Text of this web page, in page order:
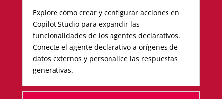
Explore cómo crear y configurar acciones en
Copilot Studio para expandir las
funcionalidades de los agentes declarativos.
Conecte el agente declarativo a orígenes de
datos externos y personalice las respuestas
generativas.